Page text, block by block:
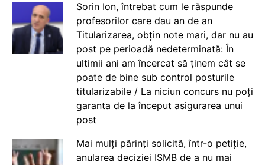
Sorin Ion, întrebat cum le răspunde
profesorilor care dau an de an
Titularizarea, obțin note mari, dar nu au
post pe perioadă nedeterminată: În
ultimii ani am încercat să ținem cât se
poate de bine sub control posturile
titularizabile / La niciun concurs nu poți
garanta de la început asigurarea unui
post
Mai mulți părinți solicită, într-o petiție,
anularea deciziei ISMB de a nu mai